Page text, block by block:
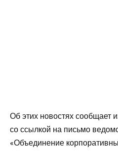
Об этих новостях сообщает
со ссылкой на письмо
«Объединение